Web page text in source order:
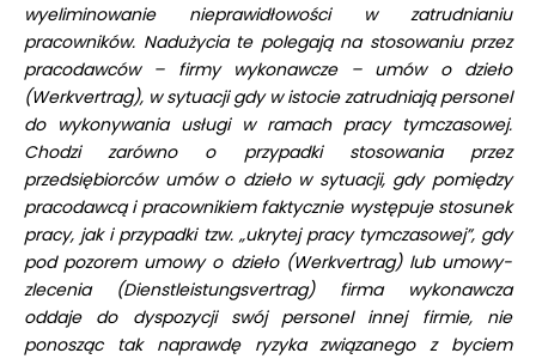
wyeliminowanie nieprawidłowości w zatrudnianiu
pracowników. Nadużycia te polegają na stosowaniu przez
pracodawców – firmy wykonawcze – umów o dzieło
(Werkvertrag), w sytuacji gdy w istocie zatrudniają personel
do wykonywania usługi w ramach pracy tymczasowej.
Chodzi zarówno o przypadki stosowania przez
przedsiębiorców umów o dzieło w sytuacji, gdy pomiędzy
pracodawcą i pracownikiem faktycznie występuje stosunek
pracy, jak i przypadki tzw. „ukrytej pracy tymczasowej”, gdy
pod pozorem umowy o dzieło (Werkvertrag) lub umowy-
zlecenia (Dienstleistungsvertrag) firma wykonawcza
oddaje do dyspozycji swój personel innej firmie, nie
ponosząc tak naprawdę ryzyka związanego z byciem